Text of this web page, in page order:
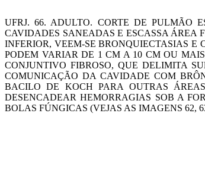
UFRJ. 66. ADULTO. CORTE DE PULMÃO
CAVIDADES SANEADAS E ESCASSA ÁREA
INFERIOR, VEEM-SE BRONQUIECTASIAS
PODEM VARIAR DE 1 CM A 10 CM OU
CONJUNTIVO FIBROSO, QUE DELIMITA
COMUNICAÇÃO DA CAVIDADE COM
BACILO DE KOCH PARA OUTRAS
DESENCADEAR HEMORRAGIAS SOB A
BOLAS FÚNGICAS (VEJAS AS IMAGENS 62,